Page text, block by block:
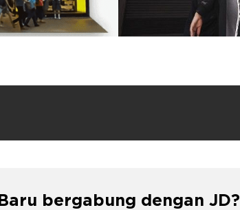
Baru bergabung dengan JD?